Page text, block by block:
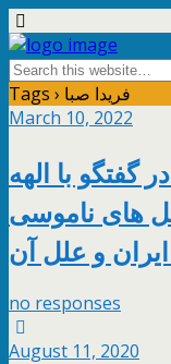
Tags › فريدا صبا
March 10, 2022
صبا در گفتگو با الهه
های ناموسی
و علل آن
no responses
August 11, 2020